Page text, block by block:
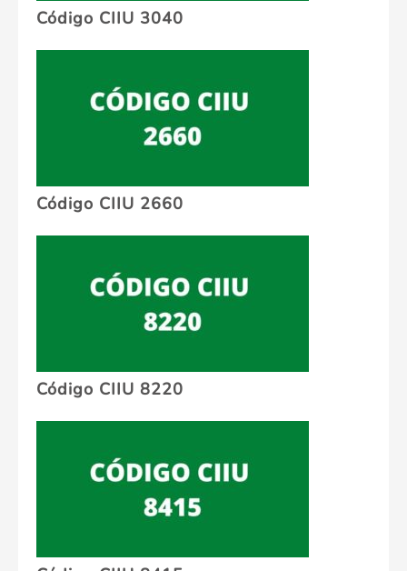
Código CIIU 3040
Código CIIU 2660
Código CIIU 8220